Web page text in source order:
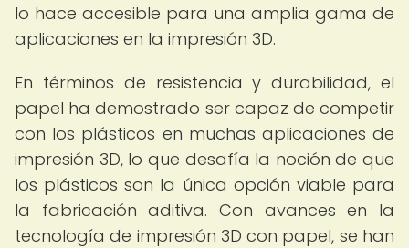
lo hace accesible para una amplia gama de
aplicaciones en la impresión 3D.
En términos de resistencia y durabilidad, el
papel ha demostrado ser capaz de competir
con los plásticos en muchas aplicaciones de
impresión 3D, lo que desafía la noción de que
los plásticos son la única opción viable para
la fabricación aditiva. Con avances en la
tecnología de impresión 3D con papel, se han